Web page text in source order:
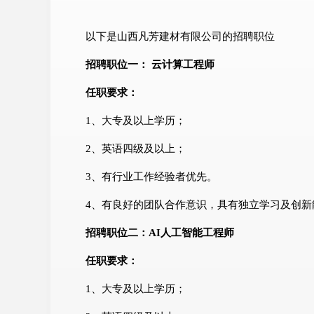
以下是山西凡芳建材有限公司的招聘职位
招聘职位一： 云计算工程师
任职要求：
1、大专及以上学历；
2、英语四级及以上；
3、有行业工作经验者优先。
4、有良好的团队合作意识，具有独立学习及创
招聘职位二：AI人工智能工程师
任职要求：
1、大专及以上学历；